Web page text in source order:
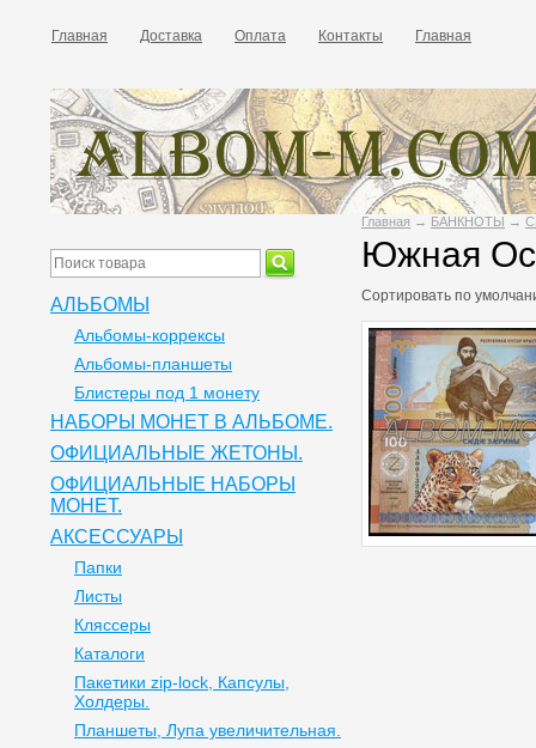
Главная Доставка Оплата Контакты Главная
Главная → БАНКНОТЫ →
Южная
Сортировать по
АЛЬБОМЫ
Альбомы-коррексы
Альбомы-планшеты
Блистеры под 1 монету
НАБОРЫ МОНЕТ В АЛЬБОМЕ.
ОФИЦИАЛЬНЫЕ ЖЕТОНЫ.
ОФИЦИАЛЬНЫЕ НАБОРЫ
МОНЕТ.
АКСЕССУАРЫ
Папки
Листы
Кляссеры
Каталоги
Пакетики zip-lock, Капсулы,
Холдеры.
Планшеты, Лупа увеличительная.